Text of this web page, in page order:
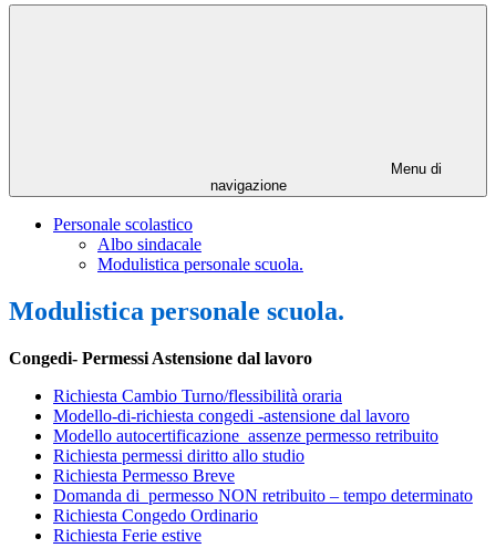
Menu di
navigazione
Personale scolastico
Albo sindacale
Modulistica personale scuola.
Modulistica personale scuola.
Congedi- Permessi Astensione dal lavoro
Richiesta Cambio Turno/flessibilità oraria
Modello-di-richiesta congedi -astensione dal lavoro
Modello autocertificazione_assenze permesso retribuito
Richiesta permessi diritto allo studio
Richiesta Permesso Breve
Domanda di permesso NON retribuito – tempo determinato
Richiesta Congedo Ordinario
Richiesta Ferie estive